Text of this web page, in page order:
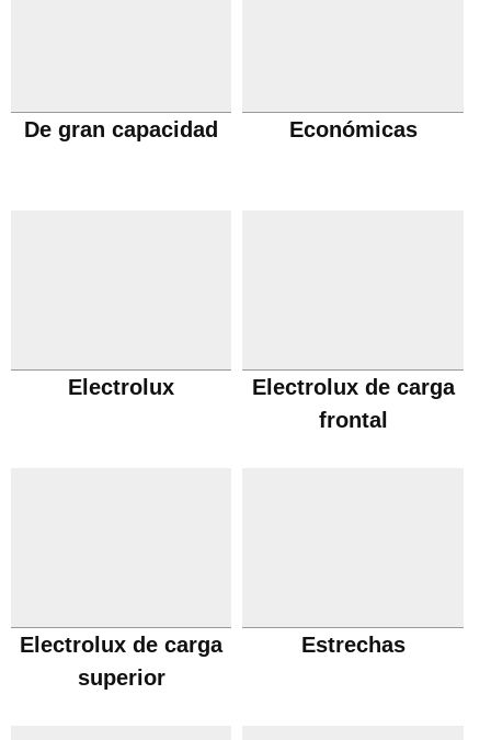
De gran capacidad Económicas
Electrolux
Electrolux de carga
frontal
Electrolux de carga
superior
Estrechas